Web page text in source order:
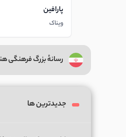
پارافین
ویناک
رسانهٔ بزرگ فرهنگی
جدیدترین ها